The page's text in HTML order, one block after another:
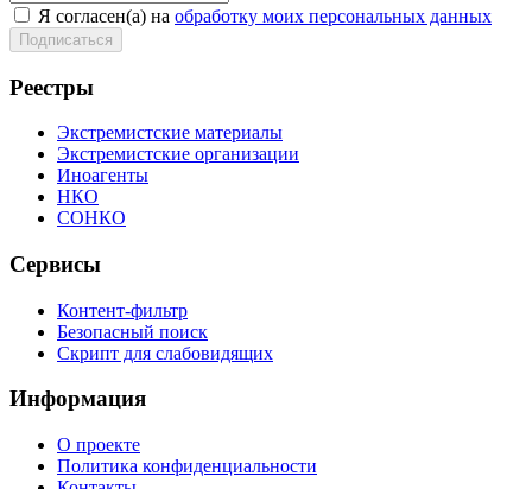
Я согласен(а) на обработку моих персональных данных
Реестры
Экстремистские материалы
Экстремистские организации
Иноагенты
НКО
СОНКО
Сервисы
Контент-фильтр
Безопасный поиск
Скрипт для слабовидящих
Информация
О проекте
Политика конфиденциальности